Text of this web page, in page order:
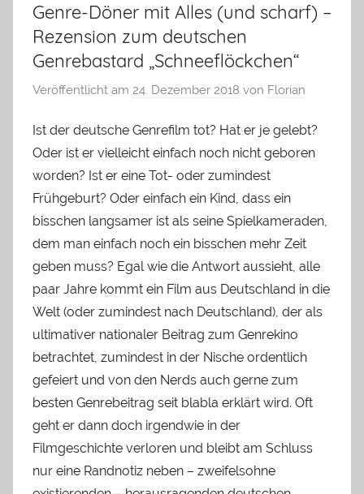
Genre-Döner mit Alles (und scharf) –
Rezension zum deutschen
Genrebastard „Schneeflöckchen“
Veröffentlicht am 24. Dezember 2018 von Florian
Ist der deutsche Genrefilm tot? Hat er je gelebt?
Oder ist er vielleicht einfach noch nicht geboren
worden? Ist er eine Tot- oder zumindest
Frühgeburt? Oder einfach ein Kind, dass ein
bisschen langsamer ist als seine Spielkameraden,
dem man einfach noch ein bisschen mehr Zeit
geben muss? Egal wie die Antwort aussieht, alle
paar Jahre kommt ein Film aus Deutschland in die
Welt (oder zumindest nach Deutschland), der als
ultimativer nationaler Beitrag zum Genrekino
betrachtet, zumindest in der Nische ordentlich
gefeiert und von den Nerds auch gerne zum
besten Genrebeitrag seit blabla erklärt wird. Oft
geht er dann doch irgendwie in der
Filmgeschichte verloren und bleibt am Schluss
nur eine Randnotiz neben – zweifelsohne